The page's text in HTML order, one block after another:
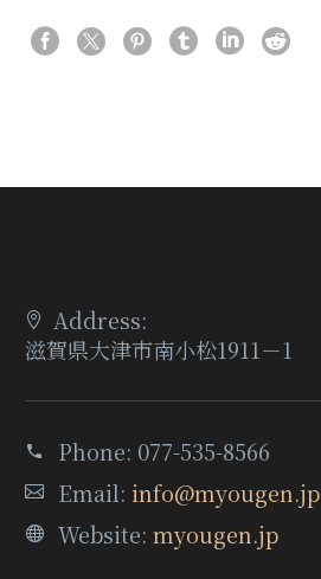
Address:
滋賀県大津市南小松1911－1
Phone: 077-535-8566
Email: info@myougen.jp
Website: myougen.jp